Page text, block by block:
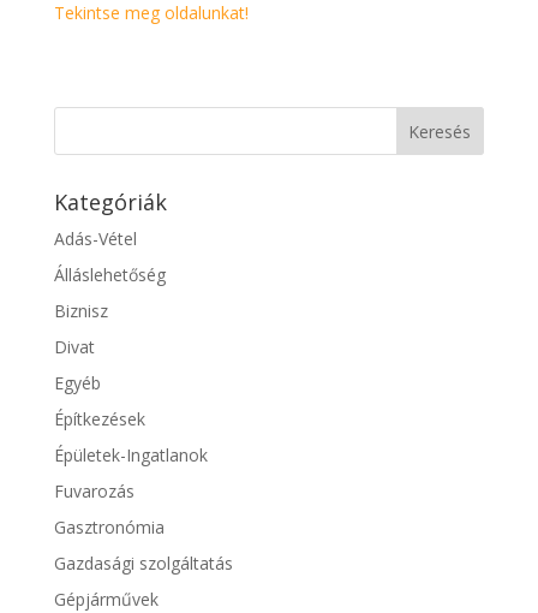
Tekintse meg oldalunkat!
Kategóriák
Adás-Vétel
Álláslehetőség
Biznisz
Divat
Egyéb
Építkezések
Épületek-Ingatlanok
Fuvarozás
Gasztronómia
Gazdasági szolgáltatás
Gépjárművek